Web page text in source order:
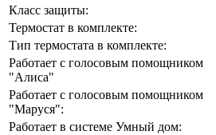
Класс защиты:
Термостат в комплекте:
Тип термостата в комплекте:
Работает с голосовым помощником
"Алиса"
Работает с голосовым помощником
"Маруся":
Работает в системе Умный дом: